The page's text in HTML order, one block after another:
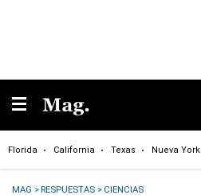
Florida California Texas Nueva York
MAG >RESPUESTAS > CIENCIAS